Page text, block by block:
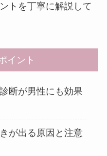
トを丁寧に解説して
イント
断が男性にも効果
が出る原因と注意